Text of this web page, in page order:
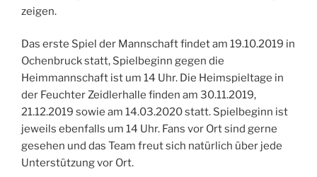
zeigen.
Das erste Spiel der Mannschaft findet am 19.10.2019 in
Ochenbruck statt, Spielbeginn gegen die
Heimmannschaft ist um 14 Uhr. Die Heimspieltage in
der Feuchter Zeidlerhalle finden am 30.11.2019,
21.12.2019 sowie am 14.03.2020 statt. Spielbeginn ist
jeweils ebenfalls um 14 Uhr. Fans vor Ort sind gerne
gesehen und das Team freut sich natürlich über jede
Unterstützung vor Ort.